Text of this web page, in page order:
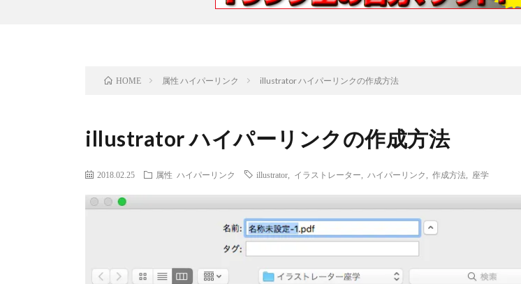
HOME 属性 ハイパーリンク illustrator ハイパーリンクの作成方法
illustrator ハイパーリンクの作成方法
2018.02.25 属性 ハイパーリンク illustrator イラストレーター ハイパーリンク 作成方法 座学